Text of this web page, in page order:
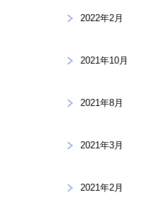
2022年2月
2021年10月
2021年8月
2021年3月
2021年2月